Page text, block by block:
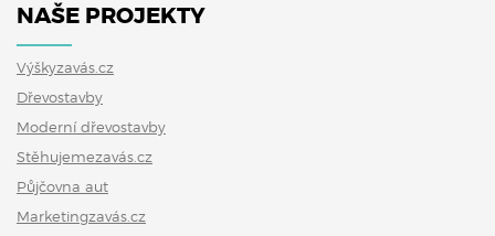
NAŠE PROJEKTY
Výškyzavás.cz
Dřevostavby
Moderní dřevostavby
Stěhujemezavás.cz
Půjčovna aut
Marketingzavás.cz